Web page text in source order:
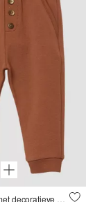
Joggingbroek met decoratieve knoopsluiting